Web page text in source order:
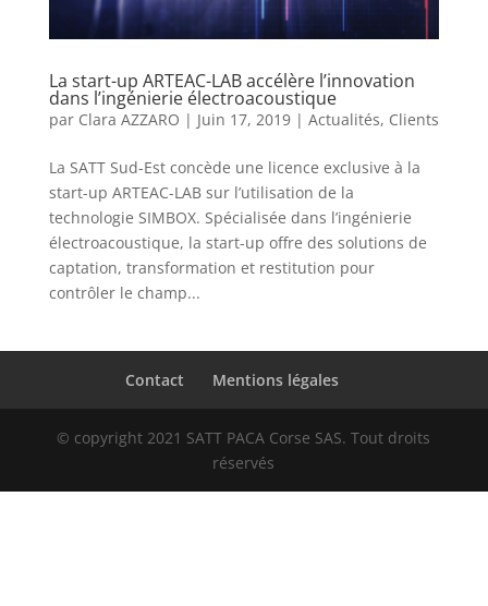
La start-up ARTEAC-LAB accélère l’innovation
dans l’ingénierie électroacoustique
par Clara AZZARO | Juin 17, 2019| Actualités, Clients
La SATT Sud-Est concède une licence exclusive à la
start-up ARTEAC-LAB sur l’utilisation de la
technologie SIMBOX. Spécialisée dans l’ingénierie
électroacoustique, la start-up offre des solutions de
captation, transformation et restitution pour
contrôler le champ...
Contact Mentions légales
© copyright 2021 SATT PACA Corse SAS. Tout droits
réservés